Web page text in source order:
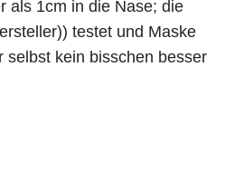
als 1cm in die Nase; die
testet und Maske
kein bisschen besser